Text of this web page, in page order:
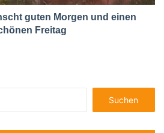
guten Morgen und einen
Freitag
nach: